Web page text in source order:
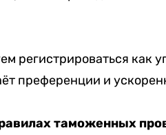
регистрироваться как
преференции и
таможенных